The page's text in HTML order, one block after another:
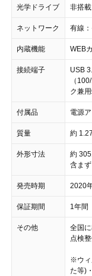
光学ドライブ 非搭載
ネットワーク 有線
内蔵機能 WEB
接続端子
USB
（
ク兼
付属品 電源
質量 約
外形寸法
約
含まず
発売時期 2020
保証期間 1年間
その他
全国
点検
※ウィ
た等)